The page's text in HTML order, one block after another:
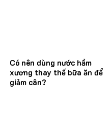
Có nên dùng nước hầm
xương thay thế bữa ăn để
giảm cân?